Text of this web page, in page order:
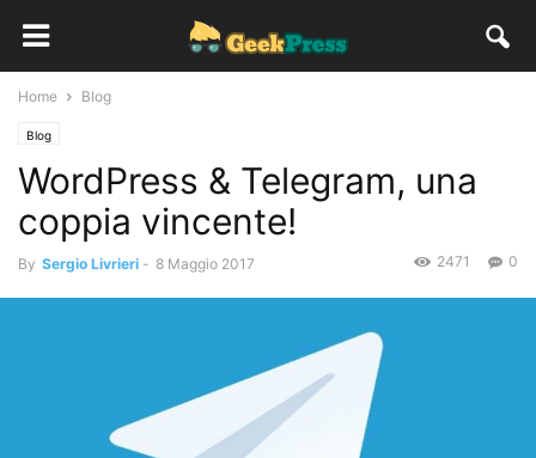
Home Blog
Blog
WordPress & Telegram, una
coppia vincente!
By Sergio Livrieri - 8 Maggio 2017 0
2471